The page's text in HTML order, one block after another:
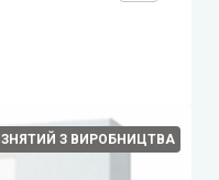
ЗНЯТИЙ З ВИРОБНИЦТВА